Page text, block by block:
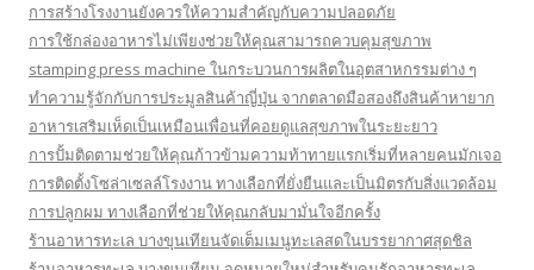
การสร้างโรงงานยังควรให้ความสำคัญกับความปลอดภัย
การใช้กล่องอาหารไม่เพียงช่วยให้คุณสามารถควบคุมสุขภาพ
stamping press machine ในกระบวนการผลิตในอุตสาหกรรมต่าง ๆ
ทำความรู้จักกับการประมูลสินค้าญี่ปุ่น จากตลาดมือสองถึงสินค้าหายาก
อาหารเสริมเห็ดเป็นเหมือนเพื่อนที่คอยดูแลสุขภาพในระยะยาว
การปั้มติดตามช่วยให้คุณก้าวข้ามความท้าทายแรกเริ่มที่หลายคนมักเจอ
การติดตั้งโซล่าเซลล์โรงงาน ทางเลือกที่ยั่งยืนและเป็นมิตรกับสิ่งแวดล้อม
การปลูกผม ทางเลือกที่ช่วยให้คุณกลับมามั่นใจอีกครั้ง
ร้านอาหารทะเล บางขุนเทียนจัดเต็มเมนูทะเลสดในบรรยากาศสุดชิล